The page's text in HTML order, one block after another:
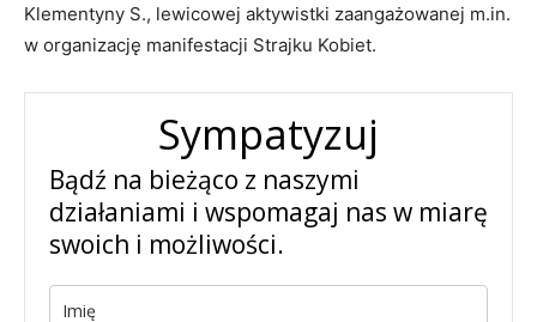
Klementyny S., lewicowej aktywistki zaangażowanej m.in.
w organizację manifestacji Strajku Kobiet.
Sympatyzuj
Bądź na bieżąco z naszymi
działaniami i wspomagaj nas w miarę
swoich i możliwości.